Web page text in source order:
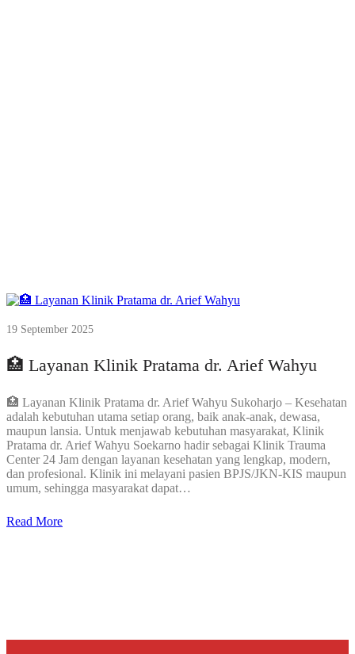
19 September 2025
🏥 Layanan Klinik Pratama dr. Arief Wahyu
🏥 Layanan Klinik Pratama dr. Arief Wahyu Sukoharjo – Kesehatan
adalah kebutuhan utama setiap orang, baik anak-anak, dewasa,
maupun lansia. Untuk menjawab kebutuhan masyarakat, Klinik
Pratama dr. Arief Wahyu Soekarno hadir sebagai Klinik Trauma
Center 24 Jam dengan layanan kesehatan yang lengkap, modern,
dan profesional. Klinik ini melayani pasien BPJS/JKN-KIS maupun
umum, sehingga masyarakat dapat…
Read More